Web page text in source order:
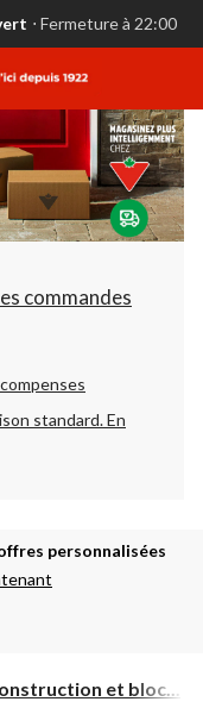
⋅ Fermeture à 22:00
commandes
standard.En
personnalisées
et bloc...